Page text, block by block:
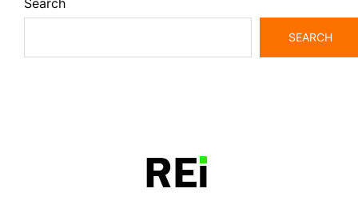
Search
SEARCH